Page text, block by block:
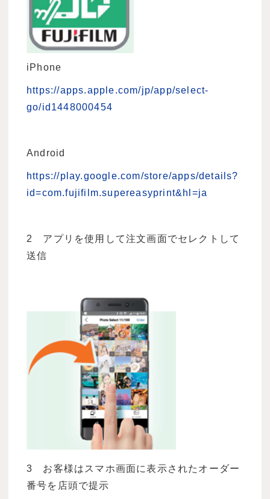
iPhone
https://apps.apple.com/jp/app/select-
go/id1448000454
Android
https://play.google.com/store/apps/details?
id=com.fujifilm.supereasyprint&hl=ja
2 アプリを使用して注文画面でセレクトして
送信
3 お客様はスマホ画面に表示されたオーダー
番号を店頭で提示